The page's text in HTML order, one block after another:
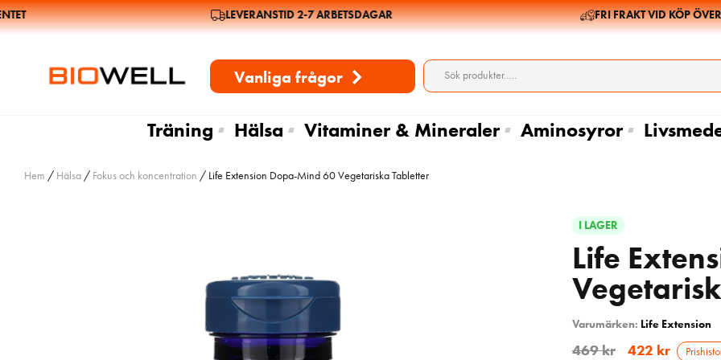
LEVERANSTID 2-7 ARBETSDAGAR FRI FRAKT VID KÖP ÖVER
Vanliga frågor
Träning Hälsa Vitaminer & Mineraler Aminosyror
Hem / Hälsa / Fokus och koncentration / Life Extension Dopa-Mind 60 Vegetariska Tabletter
I LAGER
Life
Varumärken: Life Extension
469kr 422 kr